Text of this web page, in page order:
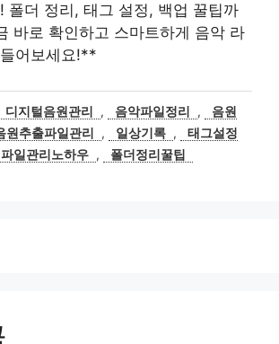
폴더 정리, 태그 설정, 백업 꿀팁까
바로 확인하고 스마트하게 음악 라
어보세요!**
디지털음원관리 , 음악파일정리 ,
음원
원추출파일관리 , 일상기록 ,
태그설정
파일관리노하우 , 폴더정리꿀팁